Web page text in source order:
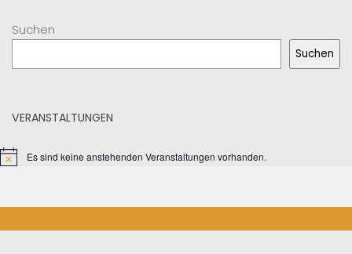
Suchen
Suchen
VERANSTALTUNGEN
Es sind keine anstehenden Veranstaltungen vorhanden.